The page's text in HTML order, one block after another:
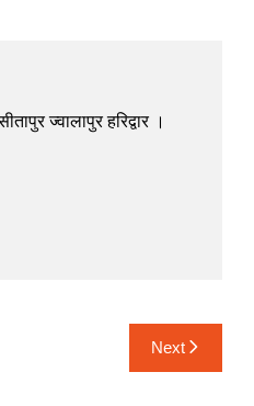
ज्वालापुर हरिद्वार ।
Next